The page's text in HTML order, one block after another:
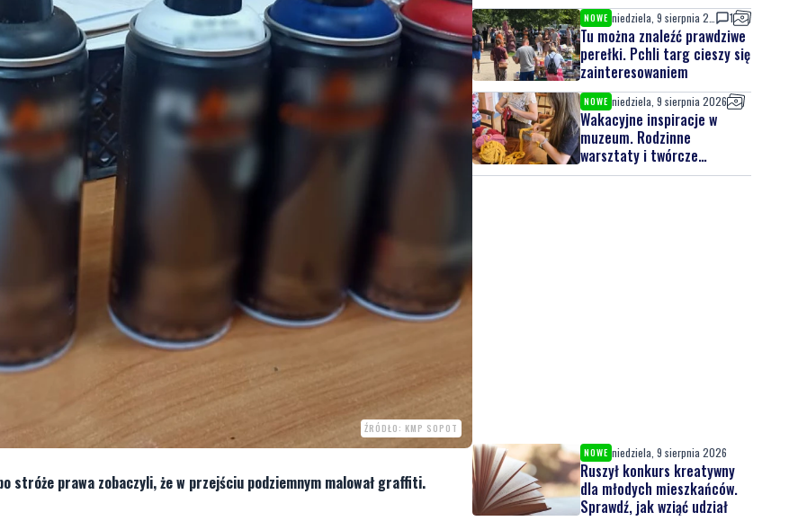
ŹRÓDŁO: KMP SOPOT
stróże prawa zobaczyli, że w przejściu podziemnym malował graffiti.
NOWE 1
Tu można znaleźć prawdziwe
perełki. Pchli targ cieszy się
zainteresowaniem
NOWE niedziela, 9 sierpnia 2026
Wakacyjne inspiracje w
muzeum. Rodzinne
warsztaty i twórcze
spotkania
NOWE niedziela, 9 sierpnia 2026
Ruszył konkurs kreatywny
dla młodych mieszkańców.
Sprawdź, jak wziąć udział